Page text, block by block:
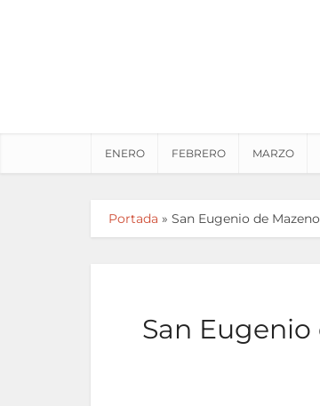
ENERO FEBRERO MARZO
Portada » San Eugenio de
San